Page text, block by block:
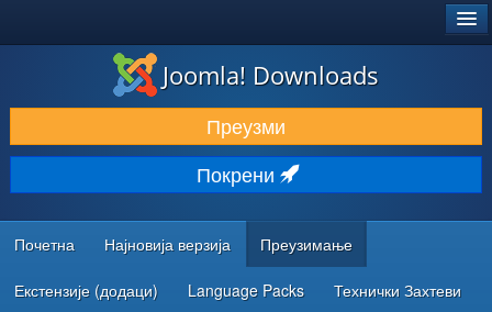
ПРЕУЗИМАЊЕ И ПРОШИРЕЊА (ЕКСТЕНЗИЈЕ)
ОТКРИЈТЕ И НАУЧИТЕ
ЗАЈЕДНИЦА И ПОДРШКА
РЕСУРСИ ЗА РАЗВОЈ
Joomla! Downloads
Преузми
Покрени
Почетна Најновија верзија Преузимање
Екстензије (додаци) Language Packs Технички Захтеви